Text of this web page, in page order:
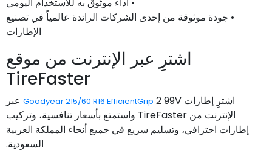
• أداء موثوق به للاستخدام اليومي
• جودة موثوقة من إحدى الشركات الرائدة عالمياً في تصنيع
الإطارات
اشترِ عبر الإنترنت من موقع
TireFaster
اشترِ إطارات Goodyear 215/60 R16 EfficientGrip 2 99V عبر
الإنترنت من TireFaster واستمتع بأسعار تنافسية، وتركيب
إطارات احترافي، وتسليم سريع في جميع أنحاء المملكة العربية
السعودية.